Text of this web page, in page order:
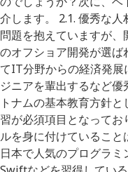
介します。 2.1. 優秀な
問題を抱えていますが
のオフショア開発が選ば
てIT分野からの経済発
ジニアを輩出するなど
トナムの基本教育方針
習が必須項目となって
ルを身に付けていること
日本で人気のプログラミ